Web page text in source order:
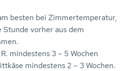
besten bei Zimmertemperatur,
Stunde vorher aus dem
mindestens 3 – 5 Wochen
mindestens 2 – 3 Wochen.